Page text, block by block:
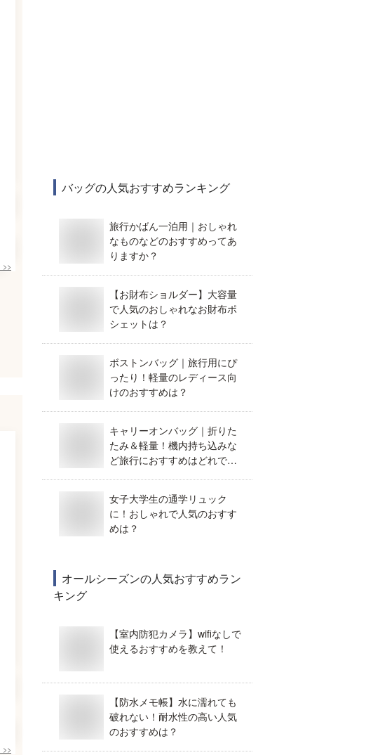
>>
>>
バッグの人気おすすめランキング
旅行かばん一泊用｜おしゃれ
なものなどのおすすめってあ
りますか？
【お財布ショルダー】大容量
で人気のおしゃれなお財布ポ
シェットは？
ボストンバッグ｜旅行用にぴ
ったり！軽量のレディース向
けのおすすめは？
キャリーオンバッグ｜折りた
たみ＆軽量！機内持ち込みな
ど旅行におすすめはどれです
女子大学生の通学リュック
に！おしゃれで人気のおすす
めは？
オールシーズンの人気おすすめラン
キング
【室内防犯カメラ】wifiなしで
使えるおすすめを教えて！
【防水メモ帳】水に濡れても
破れない！耐水性の高い人気
のおすすめは？